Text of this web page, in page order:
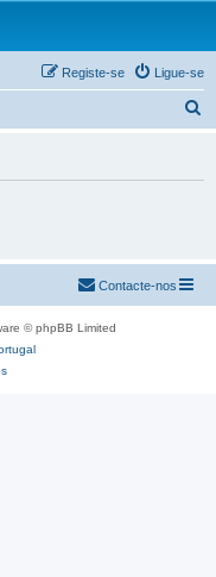
Ligue-se
Registe-se
a
Contacte-nos
© phpBB Limited